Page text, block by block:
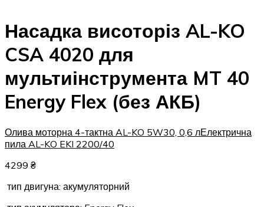
Насадка висоторіз AL-KO
CSA 4020 для
мультиінструмента MT 40
Energy Flex (без АКБ)
Олива моторна 4-тактна AL-KO 5W30, 0,6 лЕлектрична
пила AL-KO EKI 2200/40
4299 ₴
тип двигуна: акумуляторний